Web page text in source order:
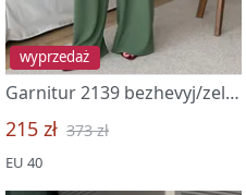
wyprzedaż
Garnitur 2139 bezhevyj/zelenyj
215 zł 373 zł
EU 40